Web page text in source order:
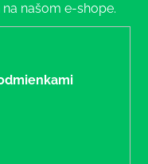
našom e-shope.